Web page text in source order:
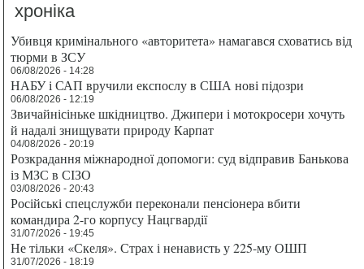
хроніка
Убивця кримінального «авторитета» намагався сховатись від
тюрми в ЗСУ
06/08/2026 - 14:28
НАБУ і САП вручили експослу в США нові підозри
06/08/2026 - 12:19
Звичайнісіньке шкідництво. Джипери і мотокросери хочуть
й надалі знищувати природу Карпат
04/08/2026 - 20:19
Розкрадання міжнародної допомоги: суд відправив Банькова
із МЗС в СІЗО
03/08/2026 - 20:43
Російські спецслужби переконали пенсіонера вбити
командира 2-го корпусу Нацгвардії
31/07/2026 - 19:45
Не тільки «Скеля». Страх і ненависть у 225-му ОШП
31/07/2026 - 18:19